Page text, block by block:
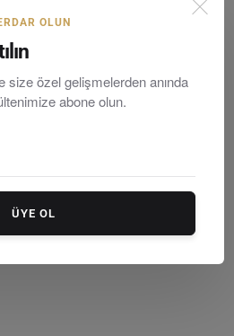
Okula Kabul Sınavı Türkiy...
OLUN
size özel gelişmelerden anında
abone olun.
ÜYE OL